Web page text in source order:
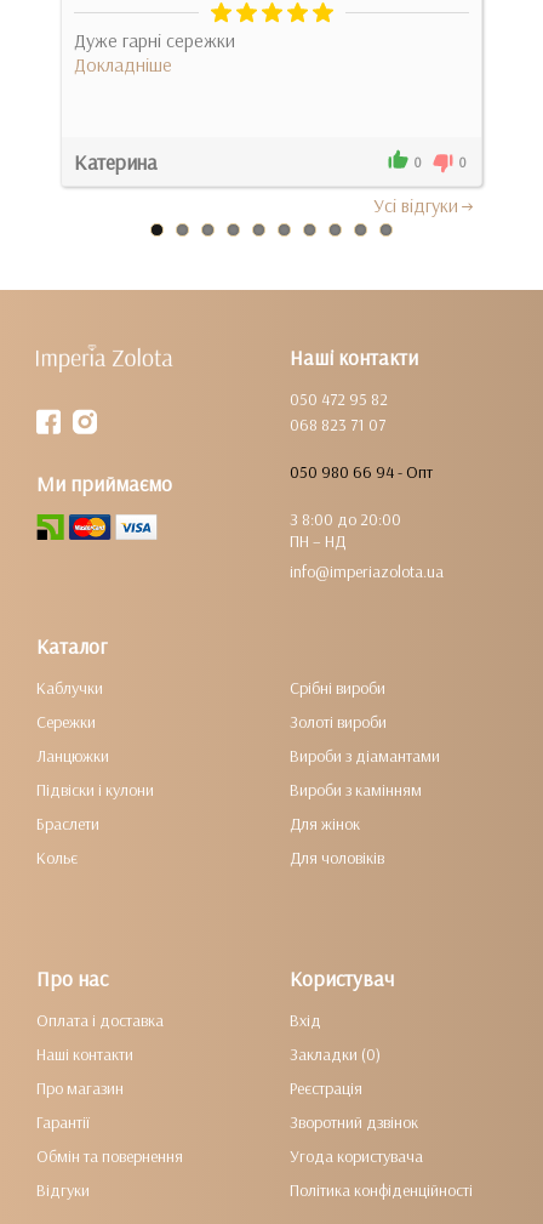
Дуже гарні сережки
Докладніше
Катерина 0 0
Усi вiдгуки
Наші контакти
050 472 95 82
068 823 71 07
050 980 66 94 - Опт
З 8:00 до 20:00
ПН – НД
info@imperiazolota.ua
Ми приймаємо
Каталог
Каблучки
Сережки
Ланцюжки
Підвіски і кулони
Браслети
Кольє
Срібні вироби
Золоті вироби
Вироби з діамантами
Вироби з камінням
Для жінок
Для чоловіків
Про нас
Оплата і доставка
Наші контакти
Про магазин
Гарантії
Обмін та повернення
Відгуки
Користувач
Вхід
Закладки (0)
Реєстрація
Зворотний дзвінок
Угода користувача
Політика конфіденційності